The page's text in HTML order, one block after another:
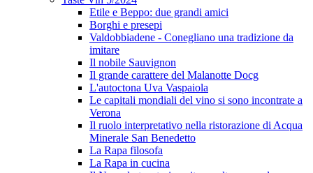
Etile e Beppo: due grandi amici
Borghi e presepi
Valdobbiadene - Conegliano una tradizione da
imitare
Il nobile Sauvignon
Il grande carattere del Malanotte Docg
L'autoctona Uva Vaspaiola
Le capitali mondiali del vino si sono incontrate a
Verona
Il ruolo interpretativo nella ristorazione di Acqua
Minerale San Benedetto
La Rapa filosofa
La Rapa in cucina